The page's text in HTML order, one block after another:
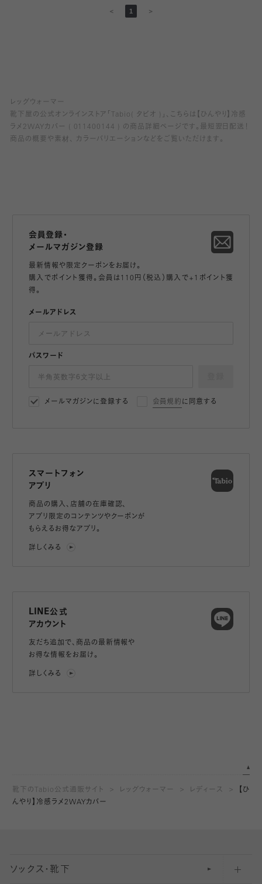
＜ 1 ＞
レッグウォーマー
靴下屋の公式オンラインストア「Tabio( タビオ )」、こちらは【ひんやり】冷感
ラメ2WAYカバー ( 011400144 ) の商品詳細ページです。最短翌日配送！
商品の概要や素材、 カラーバリエーションなどをご覧いただけます。
会員登録・
メールマガジン登録
最新情報や限定クーポンをお届け。
購入でポイント獲得。会員は110円（税込）購入で+1ポイント獲
得。
メールアドレス
パスワード
メールマガジンに登録する 会員規約 に同意する
スマートフォン
アプリ
商品の購入、店舗の在庫確認、
アプリ限定のコンテンツやクーポンが
もらえるお得なアプリ。
詳しくみる
LINE公式
アカウント
友だち追加で、 商品の最新情報や
お得な情報をお届け。
詳しくみる
靴下のTabio公式通販サイト レッグウォーマー レディース
【ひ
んやり】冷感ラメ2WAYカバー
ソックス・靴下